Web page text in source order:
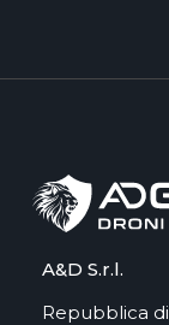
A&D S.r.l.
Repubblica di